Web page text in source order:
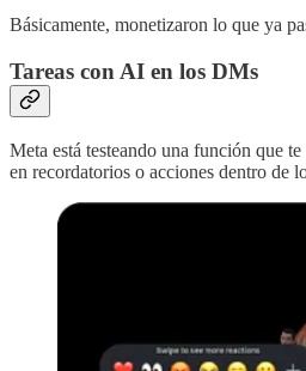
Básicamente, monetizaron lo que ya
Tareas con AI en los DMs
Meta está testeando una función que
en recordatorios o acciones dentro de